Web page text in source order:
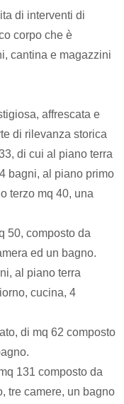
di interventi di
corpo che è
cantina e magazzini
affrescata e
di rilevanza storica
di cui al piano terra
bagni, al piano primo
terzo mq 40, una
50, composto da
ed un bagno.
al piano terra
cucina, 4
di mq 62 composto
131 composto da
tre camere, un bagno